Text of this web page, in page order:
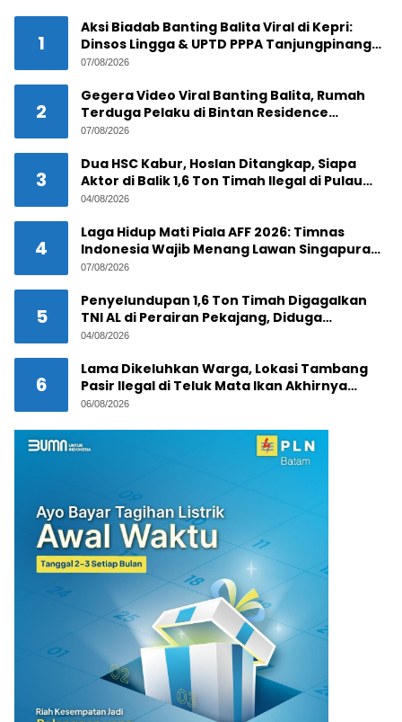
1
Aksi Biadab Banting Balita Viral di Kepri:
Dinsos Lingga & UPTD PPPA Tanjungpinang
Lacak Pelaku
07/08/2026
2
Gegera Video Viral Banting Balita, Rumah
Terduga Pelaku di Bintan Residence
Tanjungpinang Diserbu Warga
07/08/2026
3
Dua HSC Kabur, Hoslan Ditangkap, Siapa
Aktor di Balik 1,6 Ton Timah Ilegal di Pulau
Pekajang ?
04/08/2026
4
Laga Hidup Mati Piala AFF 2026: Timnas
Indonesia Wajib Menang Lawan Singapura
Demi Tiket Semifinal
07/08/2026
5
Penyelundupan 1,6 Ton Timah Digagalkan
TNI AL di Perairan Pekajang, Diduga
Melibatkan Jaringan Internasional
04/08/2026
6
Lama Dikeluhkan Warga, Lokasi Tambang
Pasir Ilegal di Teluk Mata Ikan Akhirnya
Digerebek
06/08/2026